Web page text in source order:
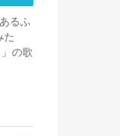
るふ
た
の歌